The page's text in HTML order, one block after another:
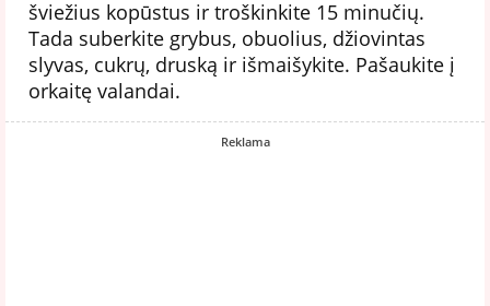
šviežius kopūstus ir troškinkite 15 minučių.
Tada suberkite grybus, obuolius, džiovintas
slyvas, cukrų, druską ir išmaišykite. Pašaukite į
orkaitę valandai.
Reklama